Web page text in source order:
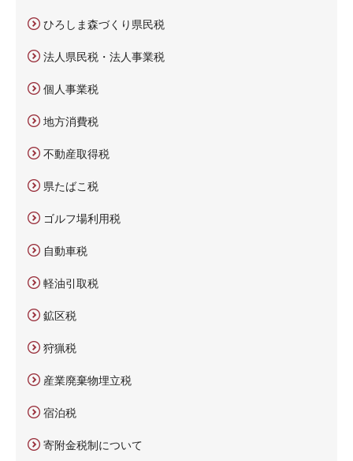
ひろしま森づくり県民税
法人県民税・法人事業税
個人事業税
地方消費税
不動産取得税
県たばこ税
ゴルフ場利用税
自動車税
軽油引取税
鉱区税
狩猟税
産業廃棄物埋立税
宿泊税
寄附金税制について